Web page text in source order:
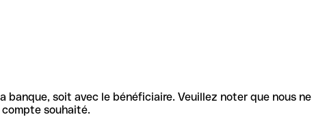
soit avec le bénéficiaire. Veuillez noter que nous ne
souhaité.